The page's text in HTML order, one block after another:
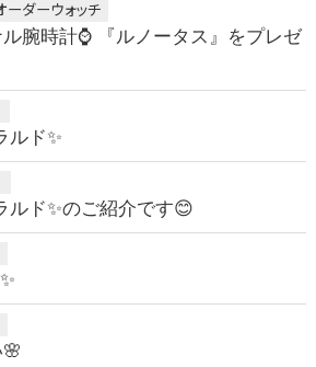
ーダーウォッチ
腕時計⌚ 『ルノータス』をプレゼ
ルド✨
ルド✨のご紹介です😊